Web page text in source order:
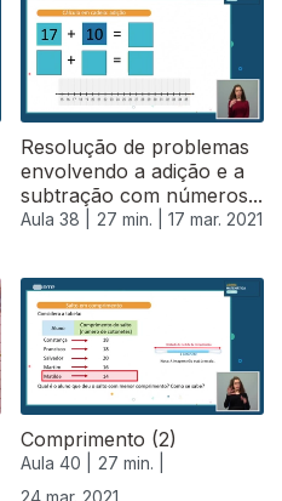
Resolução de problemas
envolvendo a adição e a
subtração com números...
Aula 38 | 27 min. | 17 mar. 2021
Comprimento (2)
Aula 40 |
27 min. |
24 mar. 2021